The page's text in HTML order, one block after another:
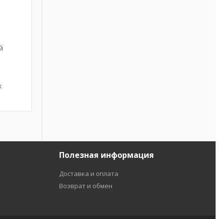
Полезная информация
Доставка и оплата
Возврат и обмен